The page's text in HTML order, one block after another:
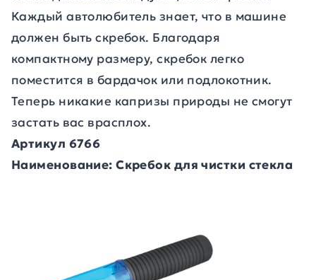
Каждый автолюбитель знает, что в машине
должен быть скребок. Благодаря
компактному размеру, скребок легко
поместится в бардачок или подлокотник.
Теперь никакие капризы природы не смогут
застать вас врасплох.
Артикул 6766
Наименование: Скребок для чистки стекла